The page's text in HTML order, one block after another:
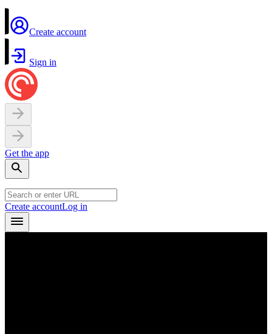
Create account
Sign in
Get the app
Create accountLog in